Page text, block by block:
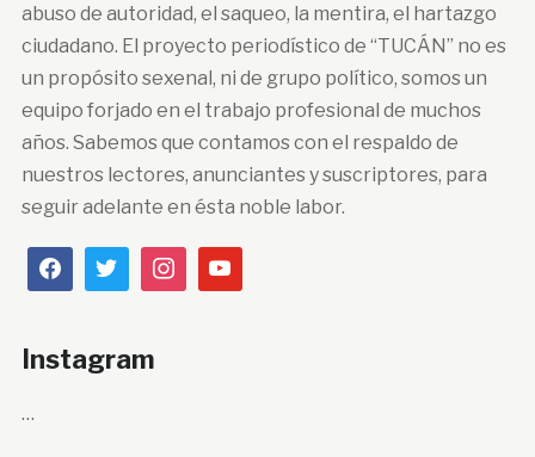
abuso de autoridad, el saqueo, la mentira, el hartazgo
ciudadano. El proyecto periodístico de “TUCÁN” no es
un propósito sexenal, ni de grupo político, somos un
equipo forjado en el trabajo profesional de muchos
años. Sabemos que contamos con el respaldo de
nuestros lectores, anunciantes y suscriptores, para
seguir adelante en ésta noble labor.
Instagram
…